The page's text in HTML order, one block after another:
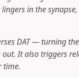
lingers in the
DAT — turning
It also triggers
time.